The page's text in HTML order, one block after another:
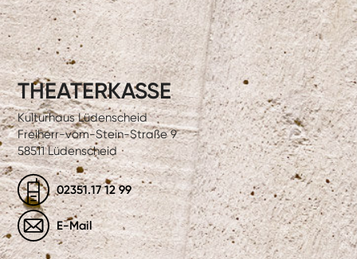
THEATERKASSE
Kulturhaus Lüdenscheid
Freiherr-vom-Stein-Straße 9
58511 Lüdenscheid
02351.17 12 99
E-Mail